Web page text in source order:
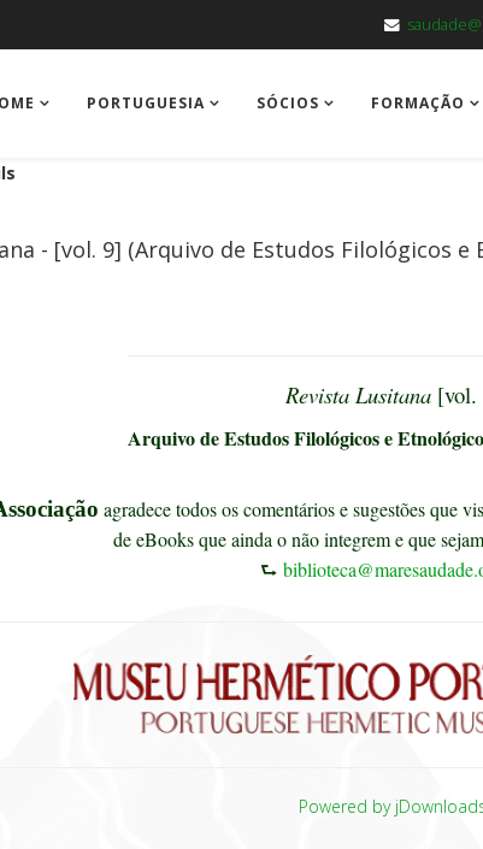
PORTUGUESIA SÓCIOS FORMAÇÃO
- [vol. 9] (Arquivo de Estudos Filológicos
Revista Lusitana[vol.
Arquivo de Estudos Filológicos e
agradece todos os comentários e sugestões que
de eBooks que ainda o não integrem e que
⮑
Powered by